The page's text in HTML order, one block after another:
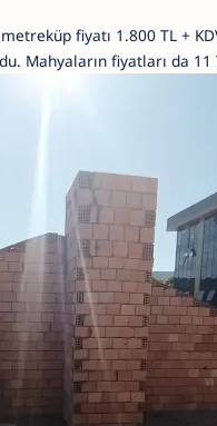
fiyatı 1.800 TL +
Mahyaların fiyatları da 11